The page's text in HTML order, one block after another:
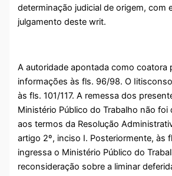
determinação judicial de origem, com
julgamento deste writ.
A autoridade apontada como coatora
informações às fls. 96/98. O
às fls. 101/117. A remessa dos
Ministério Público do Trabalho não foi
aos termos da Resolução
artigo 2º, inciso I. Posteriormente, às
ingressa o Ministério Público do
reconsideração sobre a liminar